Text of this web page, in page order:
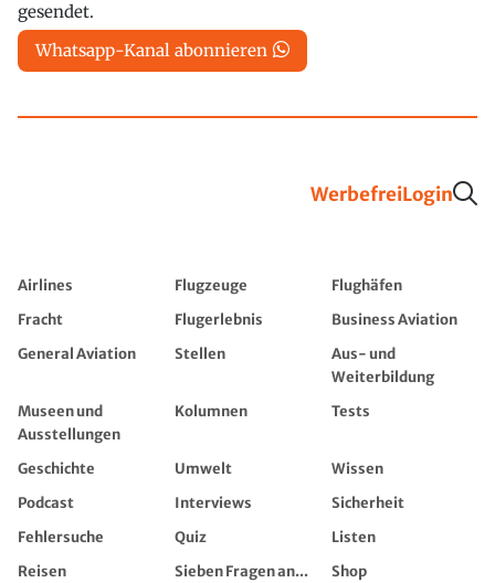
gesendet.
Whatsapp-Kanal abonnieren
WerbefreiLogin
Airlines Flugzeuge
Flughäfen
Fracht
Flugerlebnis
Business Aviation
General Aviation
Stellen
Aus- und
Weiterbildung
Museen und
Ausstellungen
Kolumnen Tests
Geschichte Umwelt
Wissen
Podcast
Interviews
Sicherheit
Fehlersuche
Quiz
Listen
Reisen
Sieben Fragen an...
Shop